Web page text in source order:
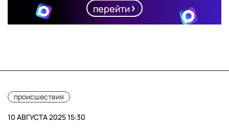
перейти
происшествия
10 АВГУСТА 2025 15:30